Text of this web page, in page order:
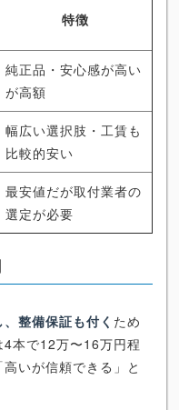
特徴
純正品・安心感が高い
が高額
幅広い選択肢・工賃も
比較的安い
最安値だが取付業者の
選定が必要
整備保証も付く ため
本で12万〜16万円程
いが信頼できる」と